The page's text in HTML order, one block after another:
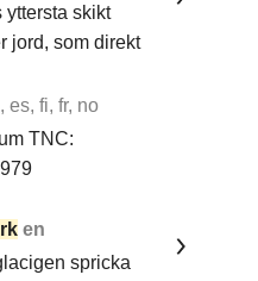
yttersta skikt
jord, som direkt
es, fi, fr, no
TNC:
en
spricka